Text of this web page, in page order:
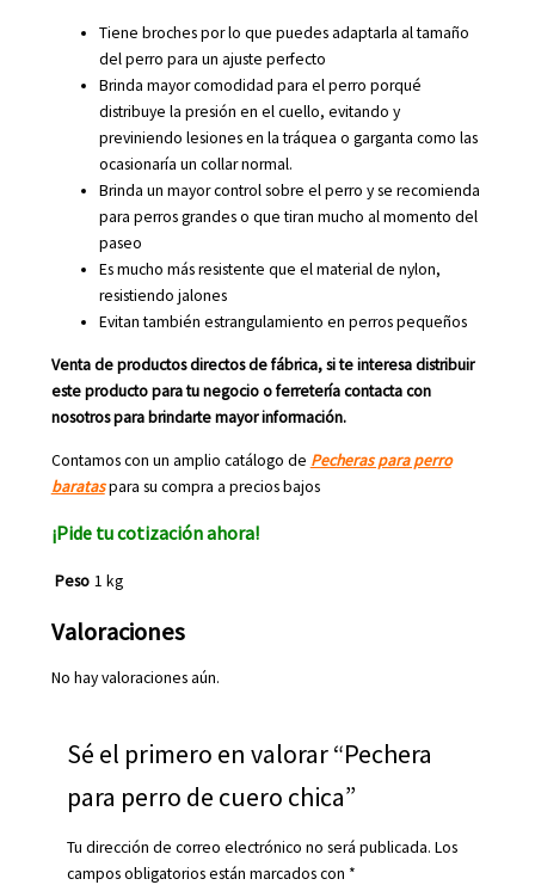
Tiene broches por lo que puedes adaptarla al tamaño
del perro para un ajuste perfecto
Brinda mayor comodidad para el perro porqué
distribuye la presión en el cuello, evitando y
previniendo lesiones en la tráquea o garganta como las
ocasionaría un collar normal.
Brinda un mayor control sobre el perro y se recomienda
para perros grandes o que tiran mucho al momento del
paseo
Es mucho más resistente que el material de nylon,
resistiendo jalones
Evitan también estrangulamiento en perros pequeños
Venta de productos directos de fábrica, si te interesa distribuir
este producto para tu negocio o ferretería contacta con
nosotros para brindarte mayor información.
Contamos con un amplio catálogo de Pecheras para perro
barataspara su compra a precios bajos
¡Pide tu cotización ahora!
Peso 1 kg
Valoraciones
No hay valoraciones aún.
Sé el primero en valorar “Pechera
para perro de cuero chica”
Tu dirección de correo electrónico no será publicada. Los
campos obligatorios están marcados con *